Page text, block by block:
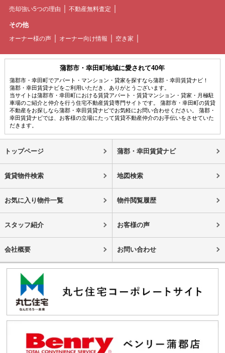
売却強い5つの理由 不動産無料査定
その他
オーナー様の声 オーナー向け情報 空き家
蒲郡市・幸田町地域に愛されて40年
蒲郡市・幸田町でアパート・マンション・貸家を探すなら蒲郡・幸田賃貸ナビ！
蒲郡・幸田賃貸ナビをご利用いただき、ありがとうございます。
当サイトは蒲郡市・幸田町における賃貸アパート・賃貸マンション・貸家・月極駐
車場のご紹介と仲介を行う住宅不動産賃貸専門サイトです。 蒲郡市・幸田町の賃貸
不動産をお探しなら蒲郡・幸田賃貸ナビでお気軽にお問い合わせください。 蒲郡・
幸田賃貸ナビでは、お客様の立場にたって賃貸不動産仲介のお手伝いをさせていた
だきます。
トップページ 蒲郡・幸田賃貸ナビ
賃貸物件検索 地図検索
お気に入り物件一覧 物件閲覧履歴
スタッフ紹介 お客様の声
会社概要 お問い合わせ